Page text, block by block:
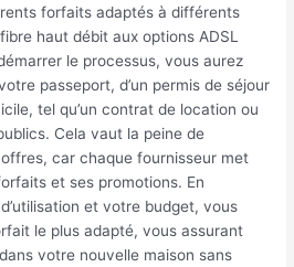
forfaits adaptés à différents
haut débit aux options ADSL
le processus, vous aurez
passeport, d’un permis de séjour
tel qu’un contrat de location ou
Cela vaut la peine de
car chaque fournisseur met
et ses promotions. En
et votre budget, vous
le plus adapté, vous assurant
votre nouvelle maison sans